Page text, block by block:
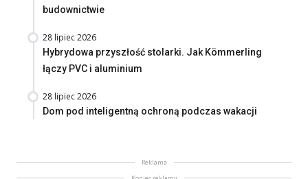
budownictwie
28 lipiec 2026
Hybrydowa przyszłość stolarki. Jak Kömmerling
łączy PVC i aluminium
28 lipiec 2026
Dom pod inteligentną ochroną podczas wakacji
Reklama